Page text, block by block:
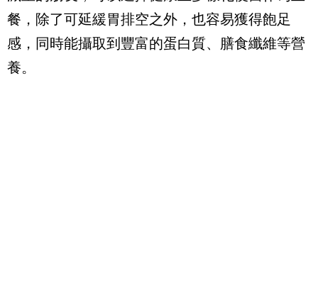
餐，除了可延緩胃排空之外，也容易獲得飽足
感，同時能攝取到豐富的蛋白質、膳食纖維等營
養。